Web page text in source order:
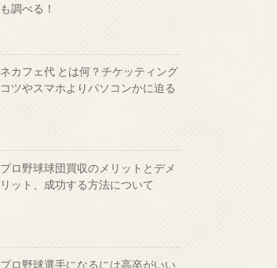
も調べる！
ネカフェ代 とは何？チケッティング
コツやスマホよりパソコンかに迫る
プロ野球球団買収のメリットとデメ
リット、成功する方法について
プロ野球選手になるには高卒がいい